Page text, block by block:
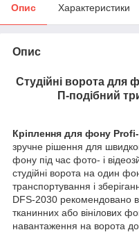
Опис Характеристики
Опис
Студійні ворота для
П-подібний
Кріплення для фону
зручне рішення для
фону під час фото- і
студійні ворота на один
транспортування і
DFS-2030 рекомендовано
тканинних або вінілових
навантаження на ворота до